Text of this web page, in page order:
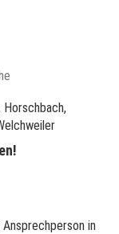
Horschbach,
in